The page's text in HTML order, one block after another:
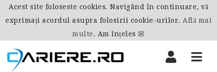
Acest site foloseste cookies. Navigând în continuare, vă
exprimați acordul asupra folosirii cookie-urilor. Află mai
multe. Am înțeles ☒